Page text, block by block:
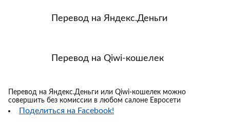
Перевод на Яндекс.Деньги
Перевод на Qiwi-кошелек
Перевод на Яндекс.Деньги или Qiwi-кошелек можно
совершить без комиссии в любом салоне Евросети
Поделиться на Facebook!